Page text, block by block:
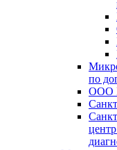
по
ООО